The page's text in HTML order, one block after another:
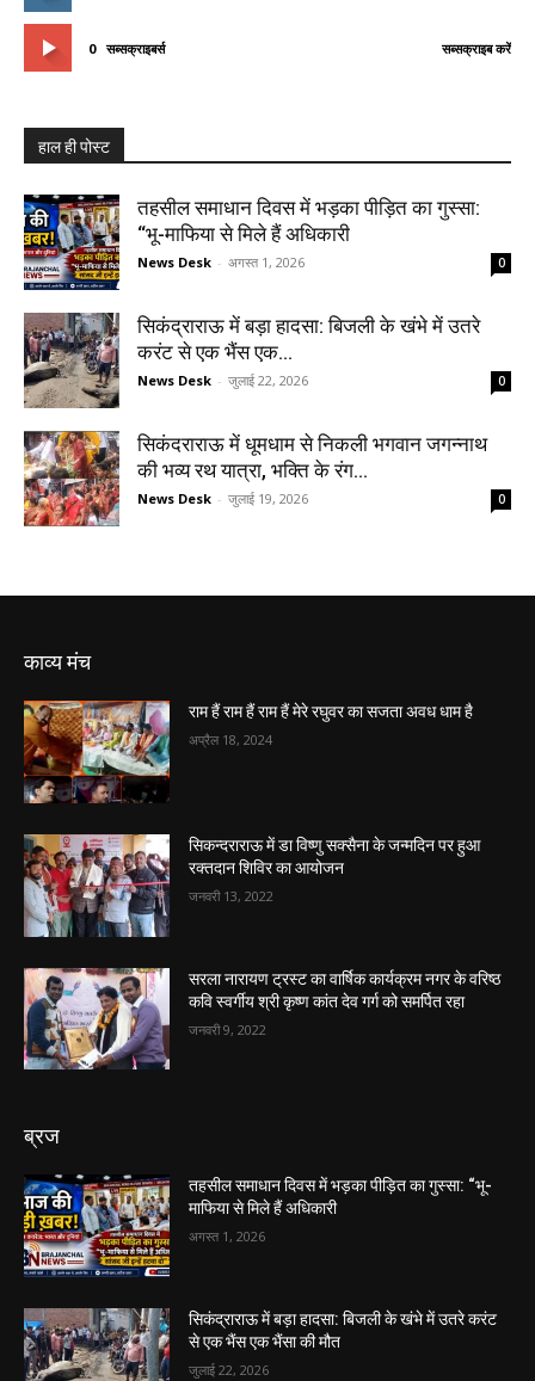
0 सब्सक्राइबर्स सब्सक्राइब करें
हाल ही पोस्ट
तहसील समाधान दिवस में भड़का पीड़ित का गुस्सा:
“भू-माफिया से मिले हैं अधिकारी
News Desk - अगस्त 1, 2026 0
सिकंद्राराऊ में बड़ा हादसा: बिजली के खंभे में उतरे
करंट से एक भैंस एक...
News Desk - जुलाई 22, 2026 0
सिकंदराराऊ में धूमधाम से निकली भगवान जगन्नाथ
की भव्य रथ यात्रा, भक्ति के रंग...
News Desk - जुलाई 19, 2026 0
काव्य मंच
राम हैं राम हैं राम हैं मेरे रघुवर का सजता अवध धाम है
अप्रैल 18, 2024
सिकन्दराराऊ में डा विष्णु सक्सैना के जन्मदिन पर हुआ
रक्तदान शिविर का आयोजन
जनवरी 13, 2022
सरला नारायण ट्रस्ट का वार्षिक कार्यक्रम नगर के वरिष्ठ
कवि स्वर्गीय श्री कृष्ण कांत देव गर्ग को समर्पित रहा
जनवरी 9, 2022
ब्रज
तहसील समाधान दिवस में भड़का पीड़ित का गुस्सा: “भू-
माफिया से मिले हैं अधिकारी
अगस्त 1, 2026
सिकंद्राराऊ में बड़ा हादसा: बिजली के खंभे में उतरे करंट
से एक भैंस एक भैंसा की मौत
जुलाई 22, 2026